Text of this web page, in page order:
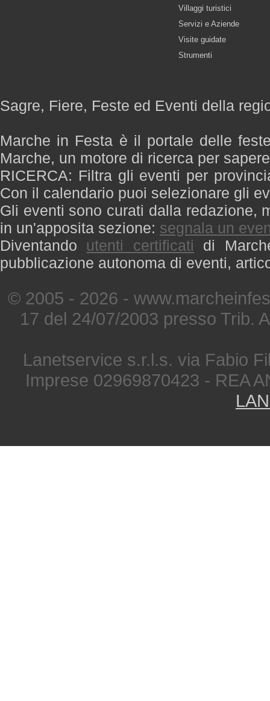
Villaggi turistici
Servizi e Aziende
Visite guidate
Strumenti
Sagre, Fiere, Feste ed Eventi della
Marche in Festa è il portale delle
Marche, un motore di ricerca per
RICERCA: Filtra gli eventi per
Con il calendario puoi selezionare gli
Gli eventi sono curati dalla redazione,
in un'apposita sezione: segnala un
Diventando utenti certificati di
pubblicazione autonoma di eventi,
© 2005 - 2026 -
17 del 24/07/2003 presso Trib.
Lanetservice s.r.l.s. via Fabio
Imprese 02969870423 - REA